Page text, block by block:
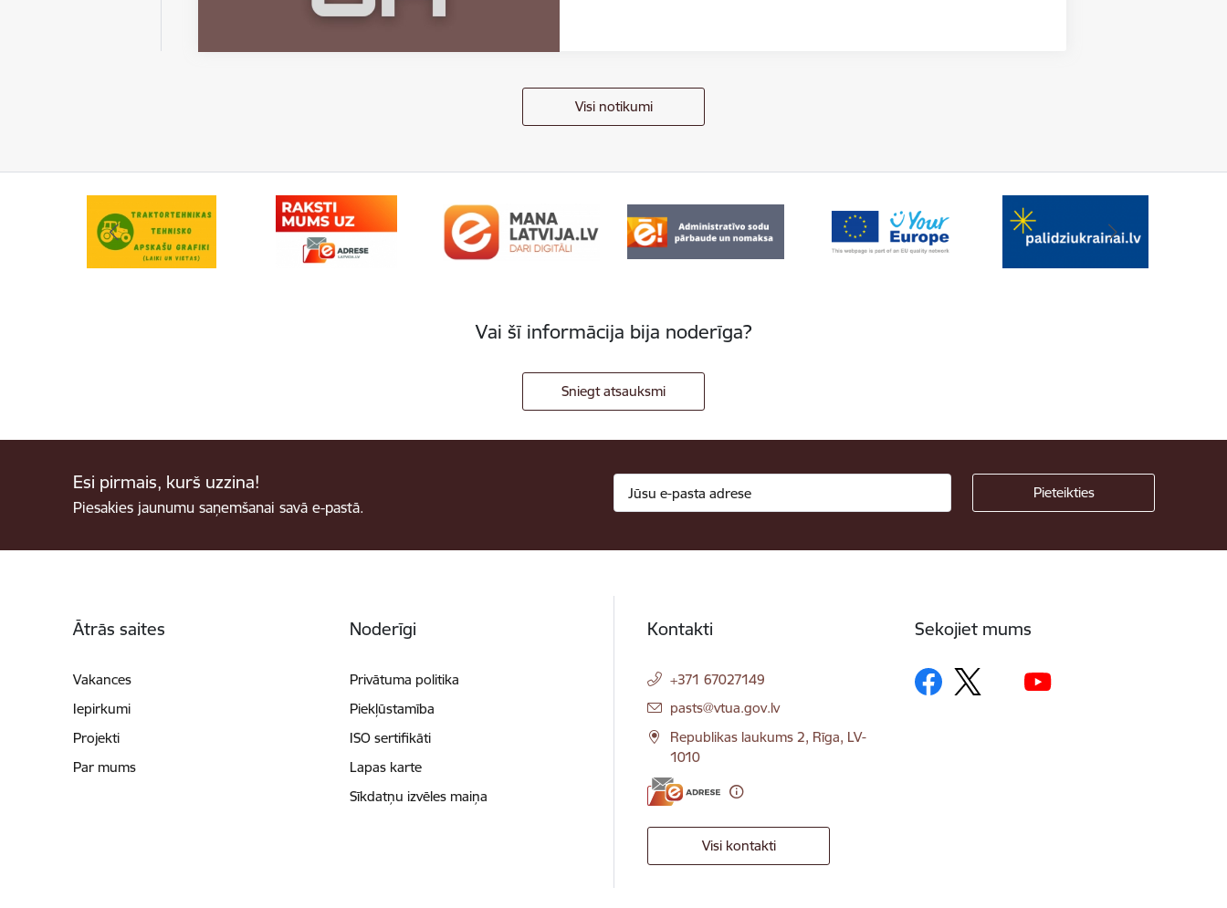
Visi notikumi
Vai šī informācija bija noderīga?
Sniegt atsauksmi
Esi pirmais, kurš uzzina!
Piesakies jaunumu saņemšanai savā e-pastā.
Ātrās saites
Vakances
Iepirkumi
Projekti
Par mums
Noderīgi
Privātuma politika
Piekļūstamība
ISO sertifikāti
Lapas karte
Sīkdatņu izvēles maiņa
Kontakti
+371 67027149
E-pasts:
pasts@vtua.gov.lv
Republikas laukums 2, Rīga, LV-
1010
Visi kontakti
Sekojiet mums